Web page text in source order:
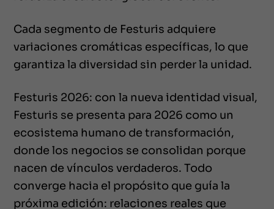
Cada segmento de Festuris adquiere
variaciones cromáticas específicas, lo que
garantiza la diversidad sin perder la unidad.
Festuris 2026: con la nueva identidad visual,
Festuris se presenta para 2026 como un
ecosistema humano de transformación,
donde los negocios se consolidan porque
nacen de vínculos verdaderos. Todo
converge hacia el propósito que guía la
próxima edición: relaciones reales que